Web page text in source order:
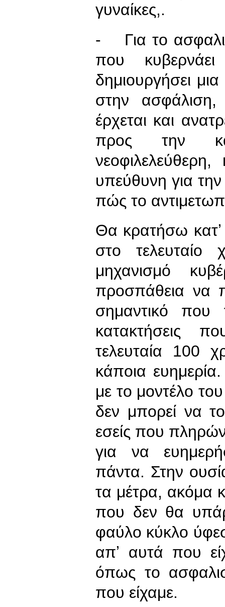
γυναίκες,.
- Για το
που
δημιουργήσει
στην
έρχεται και
προς την
υπεύθυνη για
πώς το
Θα κρατήσω
στο τελευταίο
μηχανισμό
προσπάθεια να
σημαντικό
κατακτήσεις
τελευταία 100
κάποια
με το μοντέλο
δεν μπορεί να
εσείς που
για να
πάντα. Στην
τα μέτρα, ακόμα
που δεν θα
φαύλο κύκλο
απʼ αυτά που
όπως το
που είχαμε.